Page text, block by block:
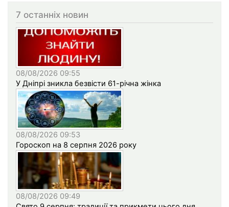
7 останніх новин
08/08/2026 09:55
У Дніпрі зникла безвісти 61-річна жінка
08/08/2026 09:53
Гороскоп на 8 серпня 2026 року
08/08/2026 09:49